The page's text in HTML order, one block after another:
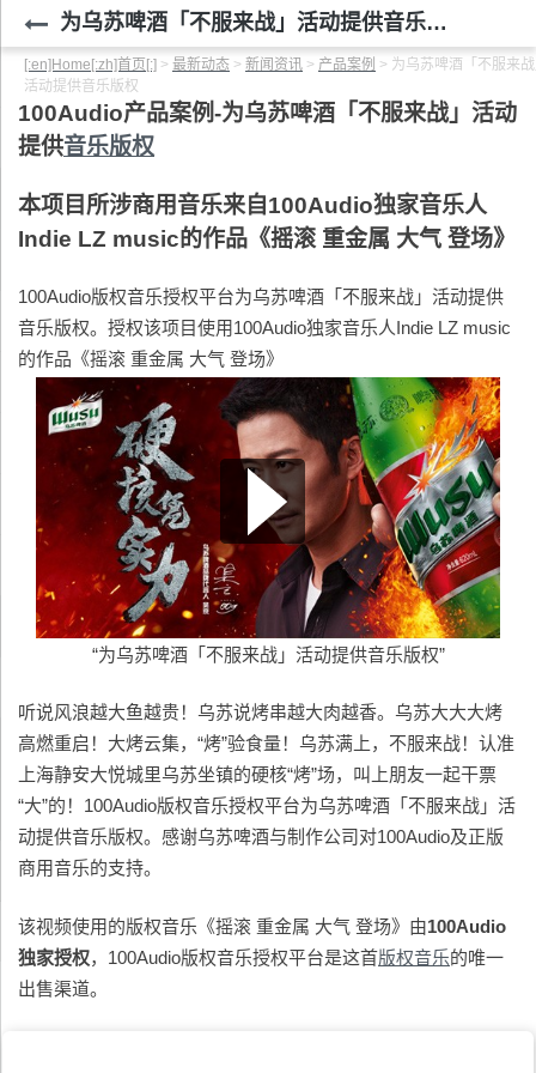
为乌苏啤酒「不服来战」活动提供音乐版权
[:en]Home[:zh]首页[:] > 最新动态 > 新闻资讯 > 产品案例 > 为乌苏啤酒「不服来
活动提供音乐版权
100Audio产品案例-为乌苏啤酒「不服来战」活动
提供音乐版权
本项目所涉商用音乐来自100Audio独家音乐人
Indie LZ music的作品《摇滚 重金属 大气 登场》
100Audio版权音乐授权平台为乌苏啤酒「不服来战」活动提供
音乐版权。授权该项目使用100Audio独家音乐人Indie LZ music
的作品《摇滚 重金属 大气 登场》
“为乌苏啤酒「不服来战」活动提供音乐版权”
听说风浪越大鱼越贵！乌苏说烤串越大肉越香。乌苏大大大烤
高燃重启！大烤云集，“烤”验食量！乌苏满上，不服来战！认准
上海静安大悦城里乌苏坐镇的硬核“烤”场，叫上朋友一起干票
“大”的！100Audio版权音乐授权平台为乌苏啤酒「不服来战」活
动提供音乐版权。感谢乌苏啤酒与制作公司对100Audio及正版
商用音乐的支持。
该视频使用的版权音乐《摇滚 重金属 大气 登场》由100Audio
独家授权，100Audio版权音乐授权平台是这首版权音乐的唯一
出售渠道。